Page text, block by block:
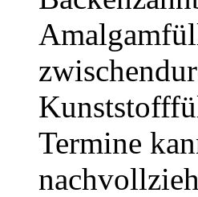
Termine